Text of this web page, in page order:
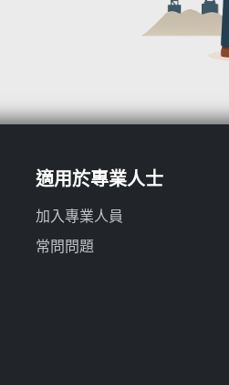
適用於專業人士
加入專業人員
常問問題